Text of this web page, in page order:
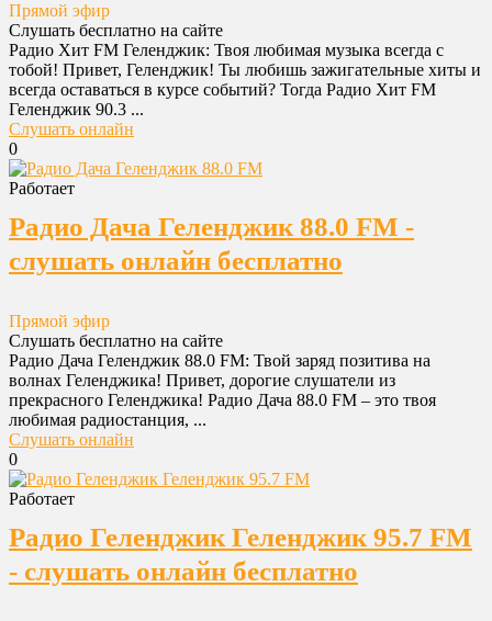
Прямой эфир
Слушать бесплатно на сайте
Радио Хит FM Геленджик: Твоя любимая музыка всегда с
тобой! Привет, Геленджик! Ты любишь зажигательные хиты и
всегда оставаться в курсе событий? Тогда Радио Хит FM
Геленджик 90.3 ...
Слушать онлайн
0
Работает
Радио Дача Геленджик 88.0 FM -
слушать онлайн бесплатно
Прямой эфир
Слушать бесплатно на сайте
Радио Дача Геленджик 88.0 FM: Твой заряд позитива на
волнах Геленджика! Привет, дорогие слушатели из
прекрасного Геленджика! Радио Дача 88.0 FM – это твоя
любимая радиостанция, ...
Слушать онлайн
0
Работает
Радио Геленджик Геленджик 95.7 FM
- слушать онлайн бесплатно